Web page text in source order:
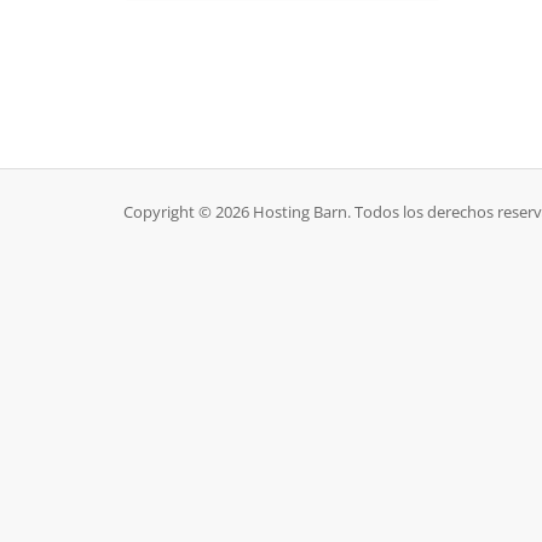
Copyright © 2026 Hosting Barn. Todos los derechos